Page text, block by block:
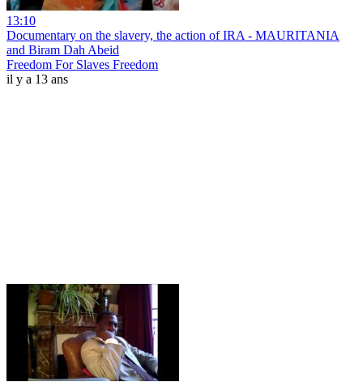
13:10
Documentary on the slavery, the action of IRA - MAURITANIA
and Biram Dah Abeid
Freedom For Slaves Freedom
il y a 13 ans